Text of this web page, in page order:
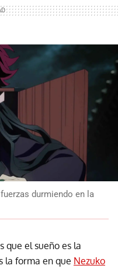
durmiendo en la
que el sueño es la
la forma en que Nezuko